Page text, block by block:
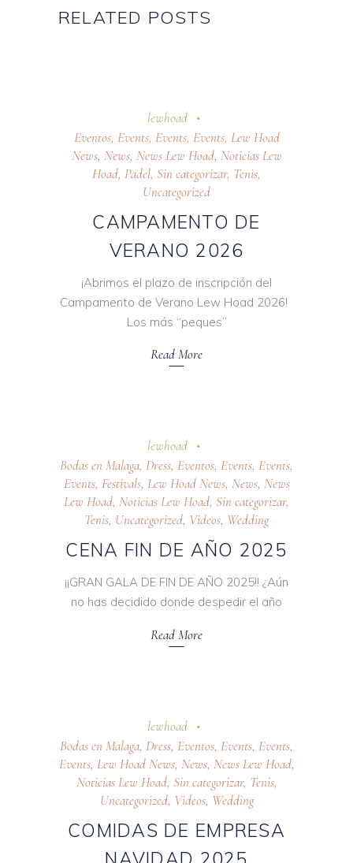
RELATED POSTS
lewhoad
Eventos, Events, Events, Events, Lew Hoad
News, News, News Lew Hoad, Noticias Lew
Hoad, Padel, Sin categorizar, Tenis,
Uncategorized
CAMPAMENTO DE
VERANO 2026
¡Abrimos el plazo de inscripción del
Campamento de Verano Lew Hoad 2026!
Los más “peques”
Read More
lewhoad
Bodas en Malaga, Dress, Eventos, Events, Events,
Events, Festivals, Lew Hoad News, News, News
Lew Hoad, Noticias Lew Hoad, Sin categorizar,
Tenis, Uncategorized, Videos, Wedding
CENA FIN DE AÑO 2025
¡¡GRAN GALA DE FIN DE AÑO 2025!! ¿Aún
no has decidido donde despedir el año
Read More
lewhoad
Bodas en Malaga, Dress, Eventos, Events, Events,
Events, Lew Hoad News, News, News Lew Hoad,
Noticias Lew Hoad, Sin categorizar, Tenis,
Uncategorized, Videos, Wedding
COMIDAS DE EMPRESA
NAVIDAD 2025